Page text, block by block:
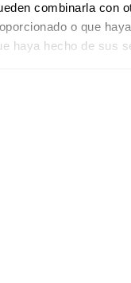
combinarla con
o que
haya hecho de sus